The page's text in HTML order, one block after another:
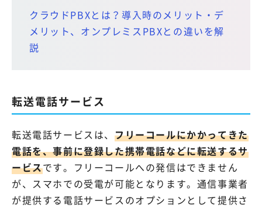
クラウドPBXとは？導入時のメリット・デ
メリット、オンプレミスPBXとの違いを解
説
転送電話サービス
転送電話サービスは、 フリーコールにかかってきた
電話を、事前に登録した携帯電話などに転送するサ
ービスです。フリーコールへの発信はできません
が、スマホでの受電が可能となります。通信事業者
が提供する電話サービスのオプションとして提供さ